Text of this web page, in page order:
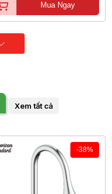
Mua Ngay
Xem tất cả
-38%